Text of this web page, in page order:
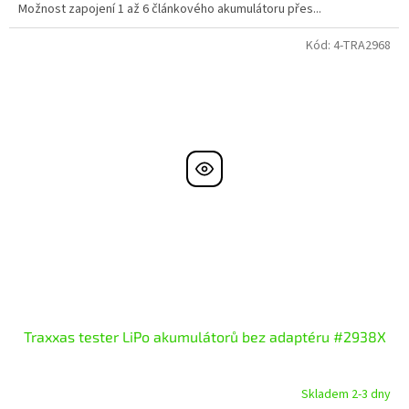
Možnost zapojení 1 až 6 článkového akumulátoru přes...
Traxxas tester LiPo akumulátorů bez adaptéru #2938X
Skladem 2-3 dny
Kód: 4-TRA2968